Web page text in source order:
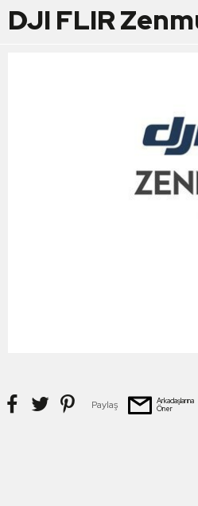
DJI FLIR
Paylaş
Arkadaşlarına
Öner